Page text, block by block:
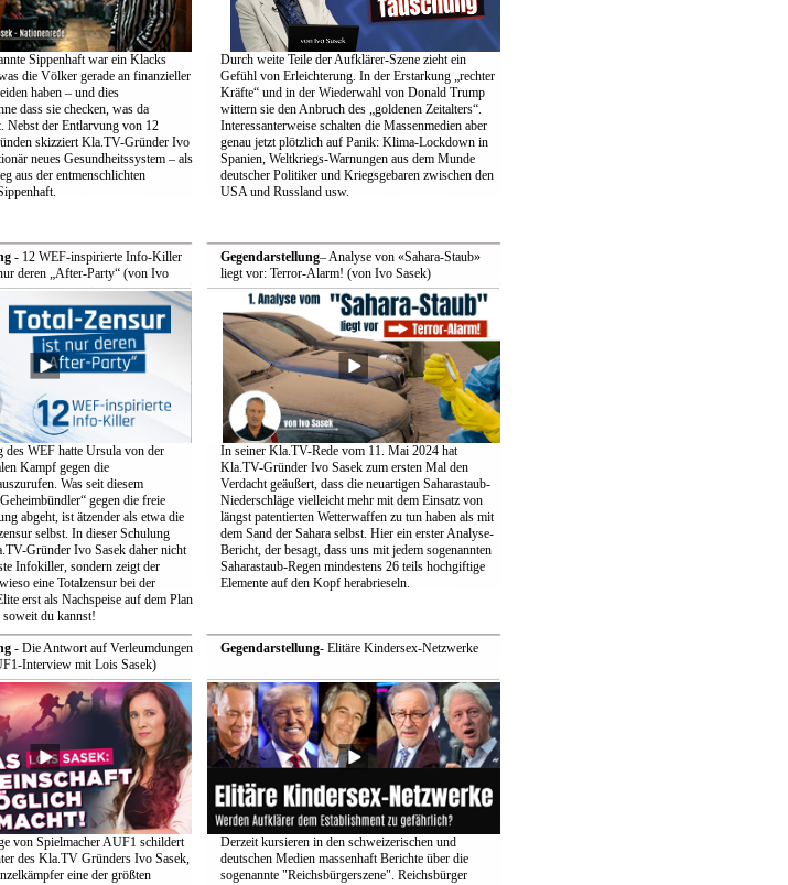
Sippenhaft war ein Klacks
die Völker gerade an finanzieller
haben – und dies
dass sie checken, was da
Nebst der Entlarvung von 12
skizziert Kla.TV-Gründer Ivo
neues Gesundheitssystem – als
aus der entmenschlichten
Durch weite Teile der Aufklärer-Szene zieht ein
Gefühl von Erleichterung. In der Erstarkung „rechter
Kräfte“ und in der Wiederwahl von Donald Trump
wittern sie den Anbruch des „goldenen Zeitalters“.
Interessanterweise schalten die Massenmedien aber
genau jetzt plötzlich auf Panik: Klima-Lockdown in
Spanien, Weltkriegs-Warnungen aus dem Munde
deutscher Politiker und Kriegsgebaren zwischen den
USA und Russland usw.
- 12 WEF-inspirierte Info-Killer
deren „After-Party“ (von Ivo
des WEF hatte Ursula von der
Kampf gegen die
Was seit diesem
gegen die freie
abgeht, ist ätzender als etwa die
selbst. In dieser Schulung
Gründer Ivo Sasek daher nicht
Infokiller, sondern zeigt der
eine Totalzensur bei der
erst als Nachspeise auf dem Plan
soweit du kannst!
Gegendarstellung– Analyse von «Sahara-Staub»
liegt vor: Terror-Alarm! (von Ivo Sasek)
In seiner Kla.TV-Rede vom 11. Mai 2024 hat
Kla.TV-Gründer Ivo Sasek zum ersten Mal den
Verdacht geäußert, dass die neuartigen Saharastaub-
Niederschläge vielleicht mehr mit dem Einsatz von
längst patentierten Wetterwaffen zu tun haben als mit
dem Sand der Sahara selbst. Hier ein erster Analyse-
Bericht, der besagt, dass uns mit jedem sogenannten
Saharastaub-Regen mindestens 26 teils hochgiftige
Elemente auf den Kopf herabrieseln.
- Die Antwort auf Verleumdungen
Interview mit Lois Sasek)
von Spielmacher AUF1 schildert
des Kla.TV Gründers Ivo Sasek,
eine der größten
Gegendarstellung- Elitäre Kindersex-Netzwerke
Derzeit kursieren in den schweizerischen und
deutschen Medien massenhaft Berichte über die
sogenannte "Reichsbürgerszene". Reichsbürger